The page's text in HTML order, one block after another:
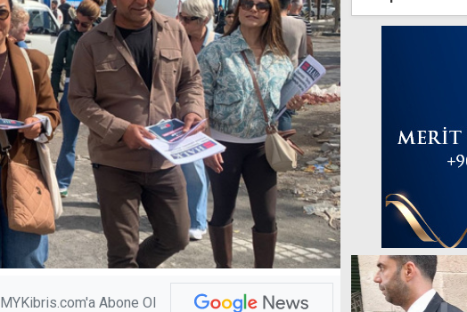
MYKibris.com'a Abone Ol